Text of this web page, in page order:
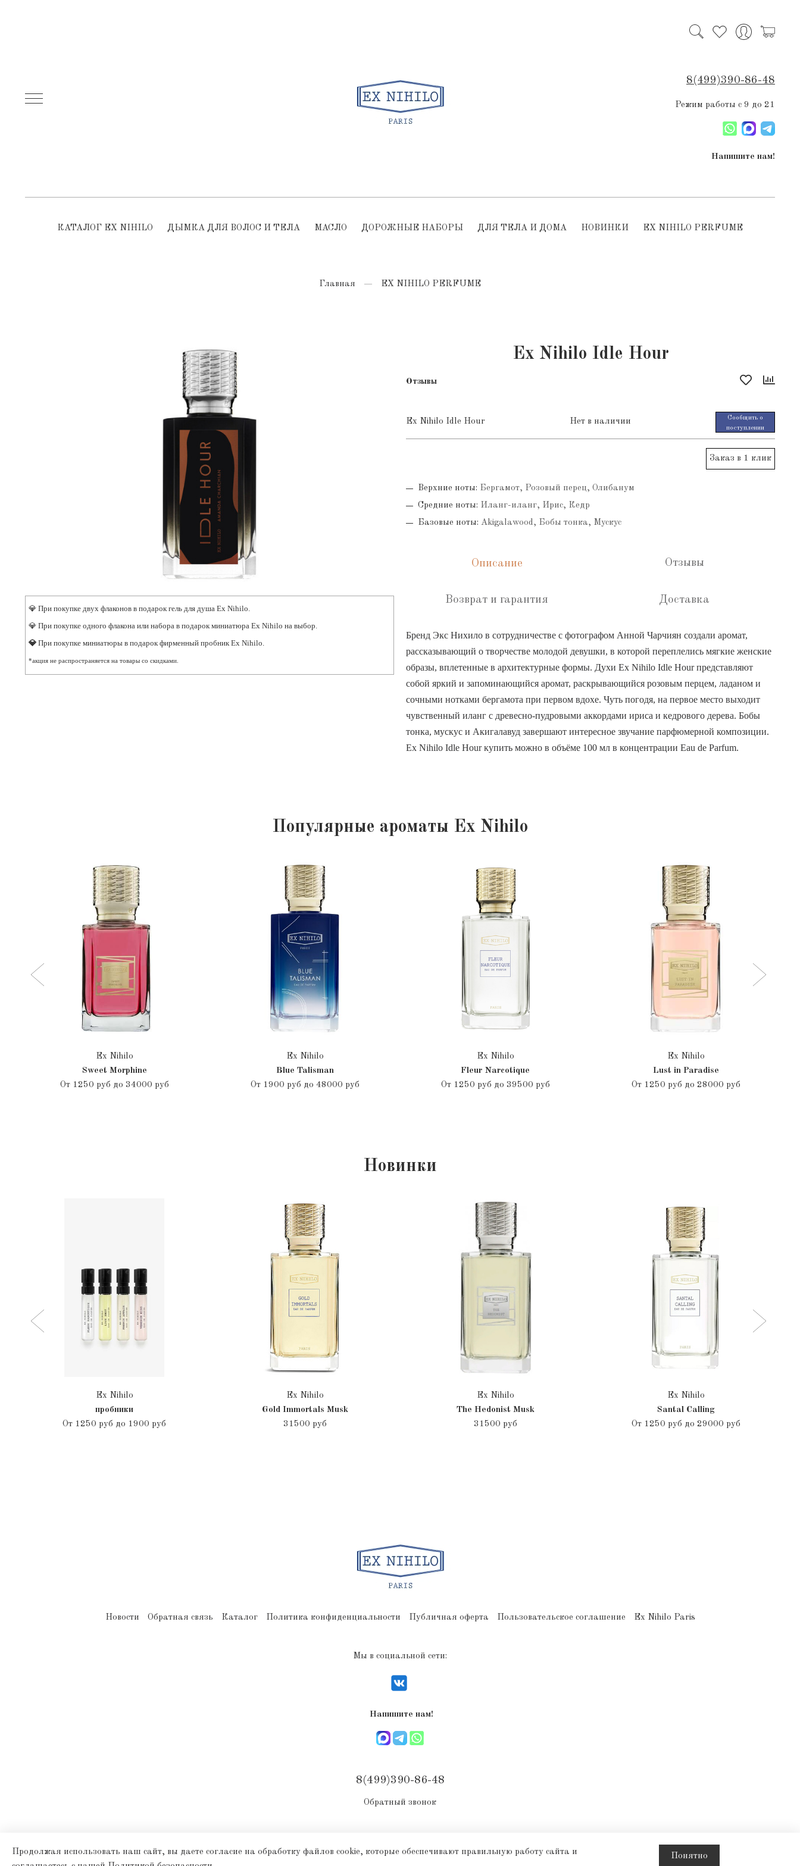
8(499)390-86-48
Режим работы с 9 до 21
Напишите нам!
КАТАЛОГ EX NIHILO ДЫМКА ДЛЯ ВОЛОС И ТЕЛА МАСЛО ДОРОЖНЫЕ НАБОРЫ ДЛЯ ТЕЛА И ДОМА НОВИНКИ EX NIHILO PERFUME
Главная EX NIHILO PERFUME
💎 При покупке двух флаконов в подарок гель для душа Ex Nihilo.
💎 При покупке одного флакона или набора в подарок миниатюра Ex Nihilo на выбор.
💎 При покупке миниатюры в подарок фирменный пробник Ex Nihilo.
*акция не распространяется на товары со скидками.
Ex Nihilo Idle Hour
Отзывы
Ex Nihilo Idle Hour Нет в наличии
Сообщить о
поступлении
Заказ в 1 клик
Верхние ноты: Бергамот, Розовый перец, Олибанум
Средние ноты: Иланг-иланг, Ирис, Кедр
Базовые ноты: Akigalawood, Бобы тонка, Мускус
Описание Отзывы
Возврат и гарантия Доставка
Бренд Экс Нихило в сотрудничестве с фотографом Анной Чарчиян создали аромат,
рассказывающий о творчестве молодой девушки, в которой переплелись мягкие женские
образы, вплетенные в архитектурные формы. Духи Ex Nihilo Idle Hour представляют
собой яркий и запоминающийся аромат, раскрывающийся розовым перцем, ладаном и
сочными нотками бергамота при первом вдохе. Чуть погодя, на первое место выходит
чувственный иланг с древесно-пудровыми аккордами ириса и кедрового дерева. Бобы
тонка, мускус и Акигалавуд завершают интересное звучание парфюмерной композиции.
Ex Nihilo Idle Hour купить можно в объёме 100 мл в концентрации Eau de Parfum.
Популярные ароматы Ex Nihilo
Ex Nihilo
Sweet Morphine
От 1250 руб до 34000 руб
Ex Nihilo
Blue Talisman
От 1900 руб до 48000 руб
Ex Nihilo
Fleur Narcotique
От 1250 руб до 39500 руб
Ex Nihilo
Lust in Paradise
От 1250 руб до 28000 руб
Новинки
Ex Nihilo
пробники
От 1250 руб до 1900 руб
Ex Nihilo
Gold Immortals Musk
31500 руб
Ex Nihilo
The Hedonist Musk
31500 руб
Ex Nihilo
Santal Calling
От 1250 руб до 29000 руб
Новости Обратная связь Каталог Политика конфиденциальности Публичная оферта Пользовательское соглашение Ex Nihilo Paris
Мы в социальной сети:
Напишите нам!
8(499)390-86-48
Обратный звонок
Продолжая использовать наш сайт, вы даете согласие на обработку файлов cookie, которые обеспечивают правильную работу сайта и
Понятно